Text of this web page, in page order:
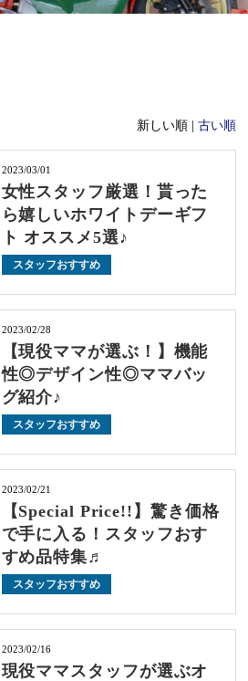
新しい順 | 古い順
2023/03/01
女性スタッフ厳選！貰った
ら嬉しいホワイトデーギフ
ト オススメ5選♪
スタッフおすすめ
2023/02/28
【現役ママが選ぶ！】機能
性◎デザイン性◎ママバッ
グ紹介♪
スタッフおすすめ
2023/02/21
【Special Price!!】驚き価格
で手に入る！スタッフおす
すめ品特集♬
スタッフおすすめ
2023/02/16
現役ママスタッフが選ぶオ